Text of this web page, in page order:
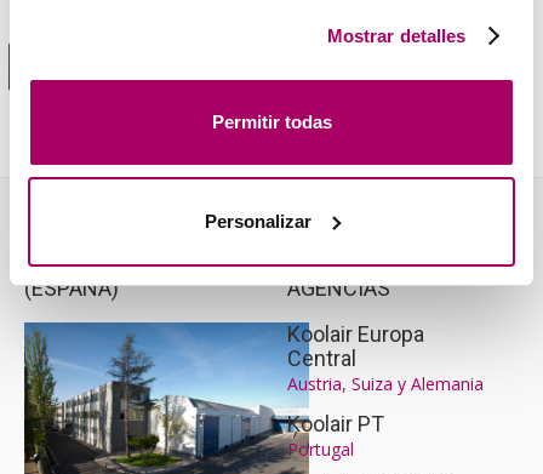
garantiza un nivel adecuado de protección de datos) para
registrar tus preferencias, analizar tu uso de la web y
tu navegación. Para más más información consulta
nuestraPolítica de Cookies.
Mostrar detalles
Permitir todas
Personalizar
(ESPAÑA)
AGENCIAS
Koolair Europa
Central
Austria, Suiza y Alemania
Koolair PT
Portugal